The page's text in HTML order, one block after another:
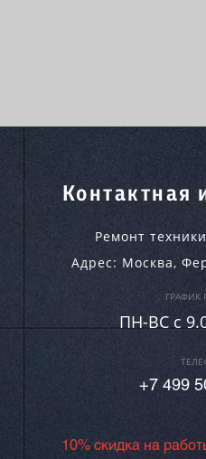
Ремонт
Адрес: Москва,
ГРАФИК
ПН-ВC c
+7 499
10% скидка на